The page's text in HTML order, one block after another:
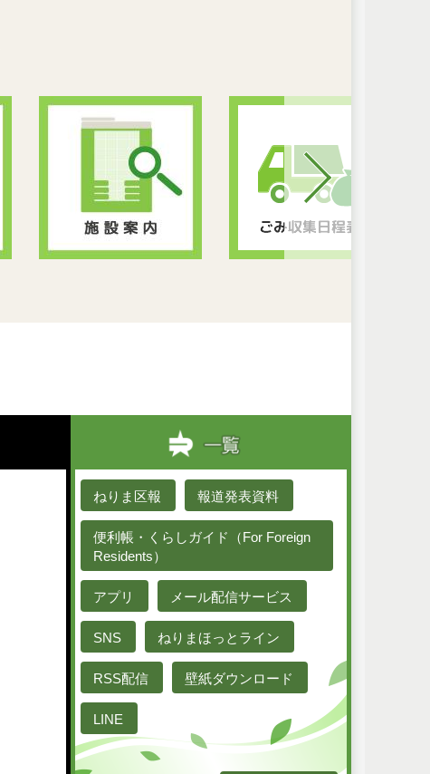
ねりま区報
報道発表資料
便利帳・くらしガイド（For Foreign
Residents）
アプリ メール配信サービス
SNS ねりまほっとライン
RSS配信 壁紙ダウンロード
LINE